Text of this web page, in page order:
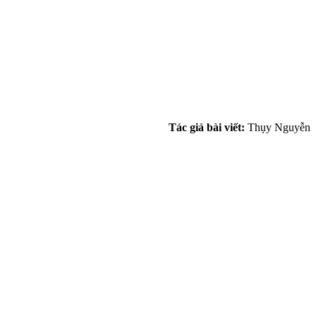
Tác giả bài viết: Thụy Nguyễn